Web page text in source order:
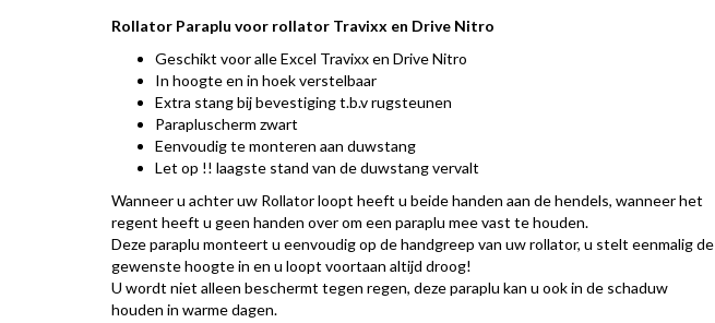
Rollator Paraplu voor rollator Travixx en Drive Nitro
Geschikt voor alle Excel Travixx en Drive Nitro
In hoogte en in hoek verstelbaar
Extra stang bij bevestiging t.b.v rugsteunen
Parapluscherm zwart
Eenvoudig te monteren aan duwstang
Let op !! laagste stand van de duwstang vervalt
Wanneer u achter uw Rollator loopt heeft u beide handen aan de hendels, wanneer het
regent heeft u geen handen over om een paraplu mee vast te houden.
Deze paraplu monteert u eenvoudig op de handgreep van uw rollator, u stelt eenmalig de
gewenste hoogte in en u loopt voortaan altijd droog!
U wordt niet alleen beschermt tegen regen, deze paraplu kan u ook in de schaduw
houden in warme dagen.